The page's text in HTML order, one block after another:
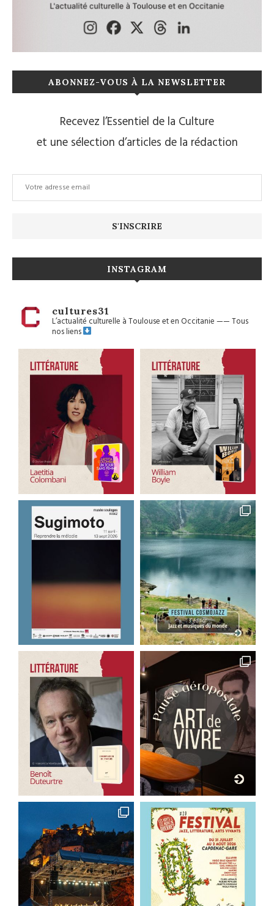
ABONNEZ-VOUS À LA NEWSLETTER
Recevez l’Essentiel de la Culture
et une sélection d’articles de la rédaction
INSTAGRAM
cultures31
L’actualité culturelle à Toulouse et en Occitanie——Tous
nos liens